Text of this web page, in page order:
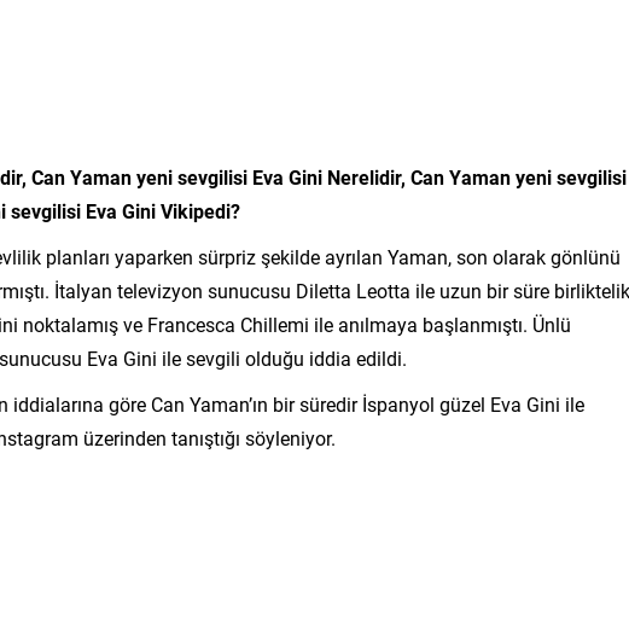
Can Yaman yeni sevgilisi Eva Gini Nerelidir, Can Yaman yeni sevgilisi
sevgilisi Eva GiniVikipedi?
planları yaparken sürpriz şekilde ayrılan Yaman, son olarak gönlünü
İtalyan televizyon sunucusu Diletta Leotta ile uzun bir süre birliktelik
noktalamış ve Francesca Chillemi ile anılmaya başlanmıştı. Ünlü
Eva Gini ile sevgili olduğu iddia edildi.
iddialarına göre Can Yaman’ın bir süredir İspanyol güzel Eva Gini ile
üzerinden tanıştığı söyleniyor.